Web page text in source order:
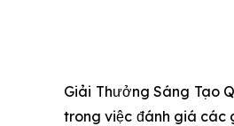
Giải Thưởng Sáng Tạo
trong việc đánh giá các